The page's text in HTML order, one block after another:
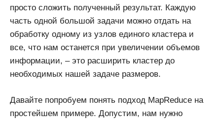
просто сложить полученный результат. Каждую
часть одной большой задачи можно отдать на
обработку одному из узлов единого кластера и
все, что нам останется при увеличении объемов
информации, – это расширить кластер до
необходимых нашей задаче размеров.
Давайте попробуем понять подход MapReduce на
простейшем примере. Допустим, нам нужно